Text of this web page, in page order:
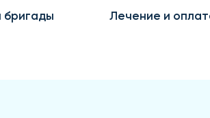
бригады Лечение и